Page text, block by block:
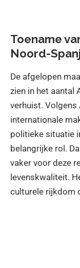
Toename
Noord-
De afgelopen
zien in het aantal
verhuist. Volgens
internationale
politieke situatie
belangrijke rol.
vaker voor deze
levenskwaliteit.
culturele rijkdom